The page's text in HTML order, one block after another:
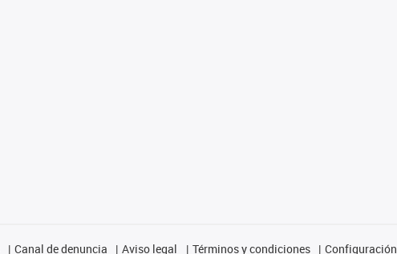
Canal de denuncia Aviso legal Términos y condiciones